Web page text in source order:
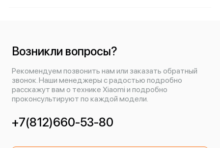
Возникли вопросы?
Рекомендуем позвонить нам или заказать обратный
звонок. Наши менеджеры с радостью подробно
расскажут вам о технике Xiaomi и подробно
проконсультируют по каждой модели.
+7(812)660-53-80